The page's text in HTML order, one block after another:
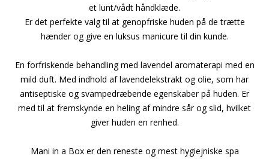
et lunt/vådt håndklæde.
Er det perfekte valg til at genopfriske huden på de trætte
hænder og give en luksus manicure til din kunde.
En forfriskende behandling med lavendel aromaterapi med en
mild duft. Med indhold af lavendelekstrakt og olie, som har
antiseptiske og svampedræbende egenskaber på huden. Er
med til at fremskynde en heling af mindre sår og slid, hvilket
giver huden en renhed.
Mani in a Box er den reneste og mest hygiejniske spa